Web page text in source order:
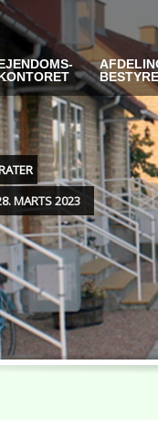
MARTS 2023